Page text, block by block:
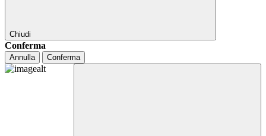
Chiudi
Conferma
Annulla Conferma